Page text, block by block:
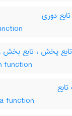
دوری
تابع پخش ، تابع بخش
function
function